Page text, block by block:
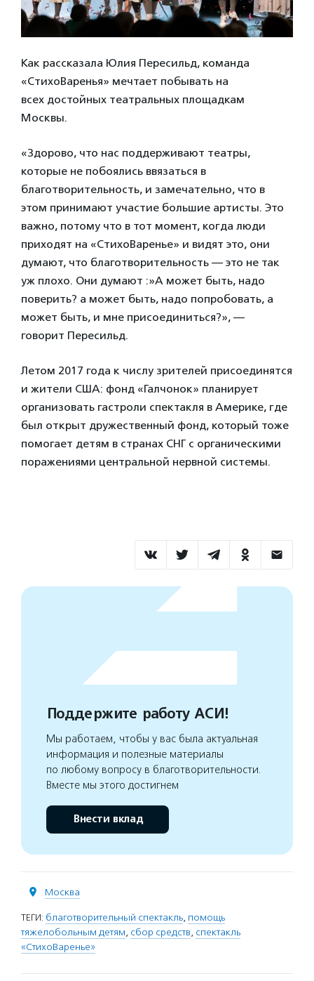
Как рассказала Юлия Пересильд, команда
«СтихоВаренья» мечтает побывать на
всех достойных театральных площадкам
Москвы.
«Здорово, что нас поддерживают театры,
которые не побоялись ввязаться в
благотворительность, и замечательно, что в
этом принимают участие большие артисты. Это
важно, потому что в тот момент, когда люди
приходят на «СтихоВаренье» и видят это, они
думают, что благотворительность — это не так
уж плохо. Они думают :»А может быть, надо
поверить? а может быть, надо попробовать, а
может быть, и мне присоединиться?», —
говорит Пересильд.
Летом 2017 года к числу зрителей присоединятся
и жители США: фонд «Галчонок» планирует
организовать гастроли спектакля в Америке, где
был открыт дружественный фонд, который тоже
помогает детям в странах СНГ с органическими
поражениями центральной нервной системы.
Поддержите работу АСИ!
Мы работаем, чтобы у вас была актуальная
информация и полезные материалы
по любому вопросу в благотворительности.
Вместе мы этого достигнем
Внести вклад
Москва
ТЕГИ: благотворительный спектакль, помощь
тяжелобольным детям, сбор средств, спектакль
«СтихоВаренье»